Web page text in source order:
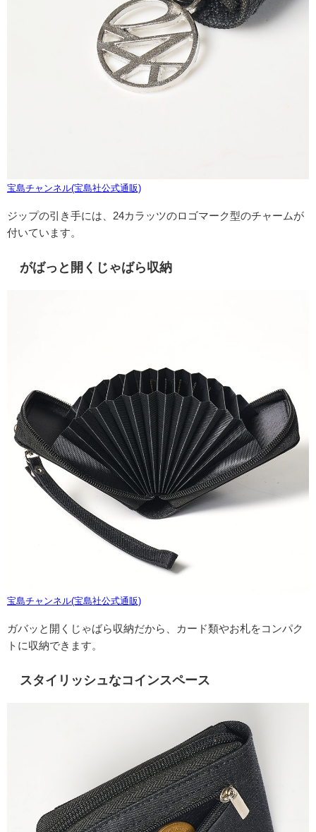
宝島チャンネル(宝島社公式通販)
ジップの引き手には、 24カラッツのロゴマーク型のチャームが
付いています。
がばっと開くじゃばら収納
宝島チャンネル(宝島社公式通販)
ガバッと開くじゃばら収納だから、カード類やお札をコンパク
トに収納できます。
スタイリッシュなコインスペース